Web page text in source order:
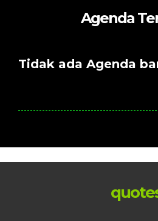
Agenda
Tidak ada Agenda